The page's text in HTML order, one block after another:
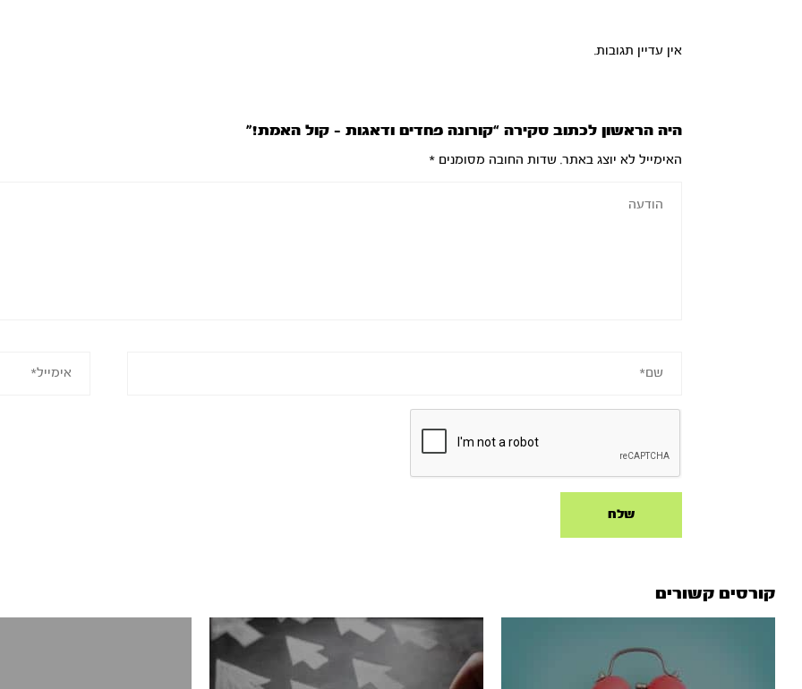
אין עדיין תגובות.
היה הראשון לכתוב סקירה “קורונה פחדים ודאגות – קול האמת!”
האימייל לא יוצג באתר. שדות החובה מסומנים*
קורסים קשורים